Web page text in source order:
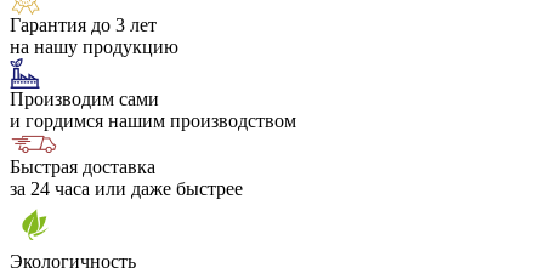
Гарантия до 3 лет
на нашу продукцию
Производим сами
и гордимся нашим производством
Быстрая доставка
за 24 часа или даже быстрее
Экологичность